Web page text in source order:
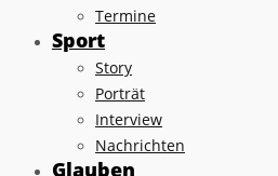
Termine
Sport
Story
Porträt
Interview
Nachrichten
Glauben